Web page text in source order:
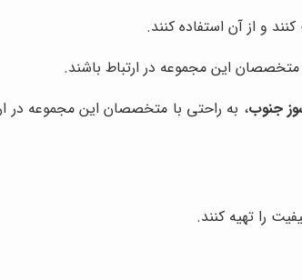
و از آن استفاده کنند.
متخصصان این مجموعه در ارتباط باشند.
جنوب، به راحتی با متخصصان این مجموعه در
را تهیه کنند.